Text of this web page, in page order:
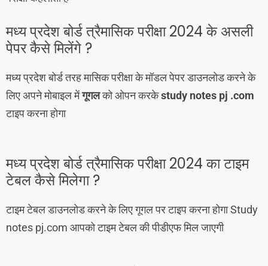
मध्य प्रदेश बोर्ड त्रैमासिक परीक्षा 2024 के असली
पेपर कैसे मिलेंगे ?
मध्य प्रदेश बोर्ड तरह मासिक परीक्षा के मॉडल पेपर डाउनलोड करने के
लिए अपने मोबाइल मेंगूगलको ओपन करकेstudy notes pj .com
टाइप करना होगा
मध्य प्रदेश बोर्ड त्रैमासिक परीक्षा 2024 का टाइम
टेबल कैसे मिलेगा ?
टाइम टेबल डाउनलोड करने के लिए गूगल पर टाइप करना होगा Study
notes pj.com आपको टाइम टेबल की पीडीएफ मिल जाएगी